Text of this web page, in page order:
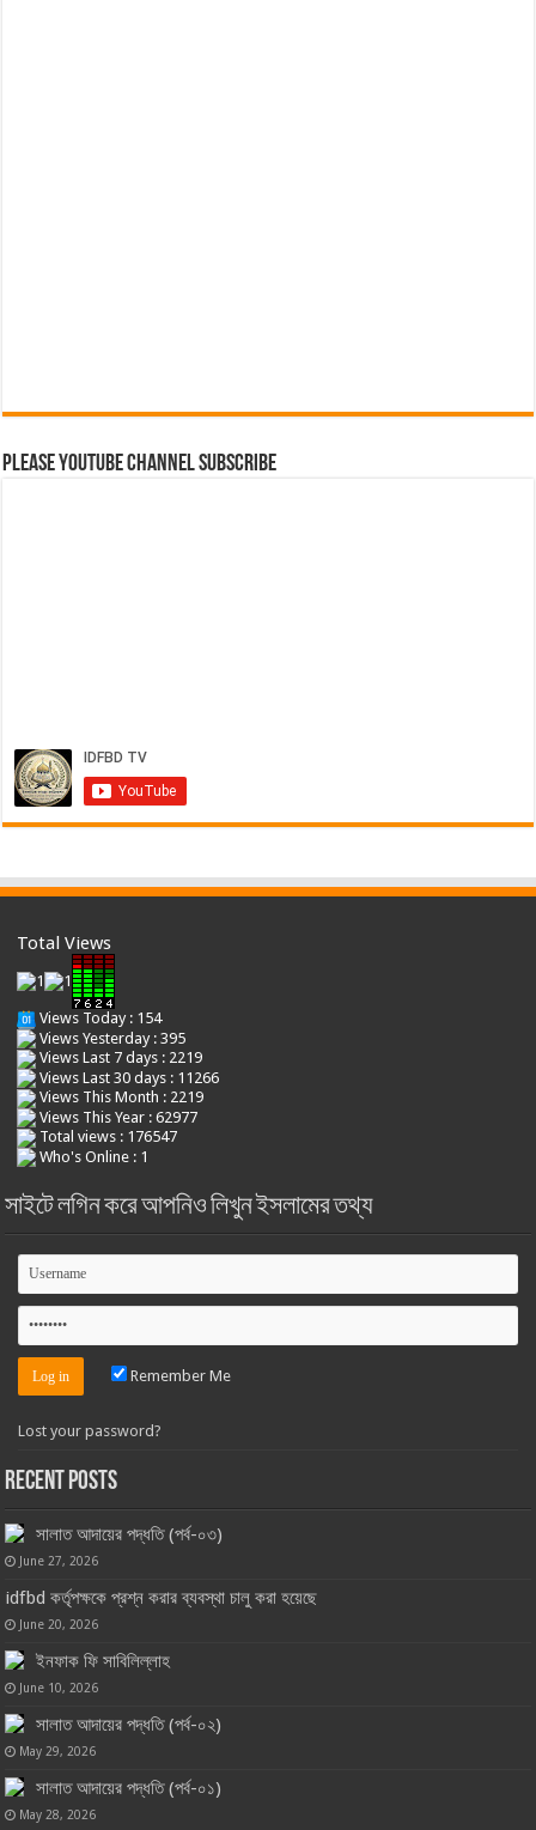
Please Youtube Channel Subscribe
Total Views
Views Today : 154
Views Yesterday : 395
Views Last 7 days : 2219
Views Last 30 days : 11266
Views This Month : 2219
Views This Year : 62977
Total views : 176547
Who's Online : 1
সাইটে লগিন করে আপনিও লিখুন ইসলামের তথ্য
Remember Me
Lost your password?
Recent Posts
সালাত আদায়ের পদ্ধতি (পর্ব-০৩)
June 27, 2026
idfbd কর্তৃপক্ষকে প্রশ্ন করার ব্যবস্থা চালু করা হয়েছে
June 20, 2026
ইনফাক ফি সাবিলিল্লাহ
June 10, 2026
সালাত আদায়ের পদ্ধতি (পর্ব-০২)
May 29, 2026
সালাত আদায়ের পদ্ধতি (পর্ব-০১)
May 28, 2026